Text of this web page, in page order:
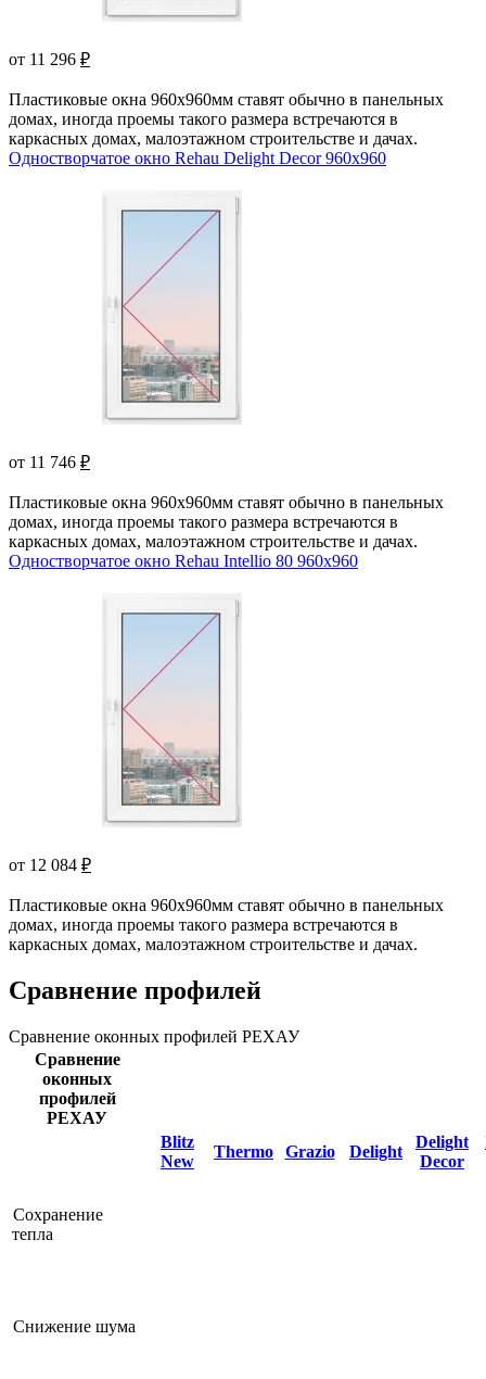
от 11 296 ₽
Пластиковые окна 960х960мм ставят обычно в панельных
домах, иногда проемы такого размера встречаются в
каркасных домах, малоэтажном строительстве и дачах.
Одностворчатое окно Rehau Delight Decor 960x960
от 11 746 ₽
Пластиковые окна 960х960мм ставят обычно в панельных
домах, иногда проемы такого размера встречаются в
каркасных домах, малоэтажном строительстве и дачах.
Одностворчатое окно Rehau Intellio 80 960x960
от 12 084 ₽
Пластиковые окна 960х960мм ставят обычно в панельных
домах, иногда проемы такого размера встречаются в
каркасных домах, малоэтажном строительстве и дачах.
Сравнение профилей
Сравнение оконных профилей РЕХАУ
Сравнение
оконных
профилей
РЕХАУ
Blitz
New
Thermo Grazio Delight
Delight
Decor
Сохранение
тепла
Снижение шума